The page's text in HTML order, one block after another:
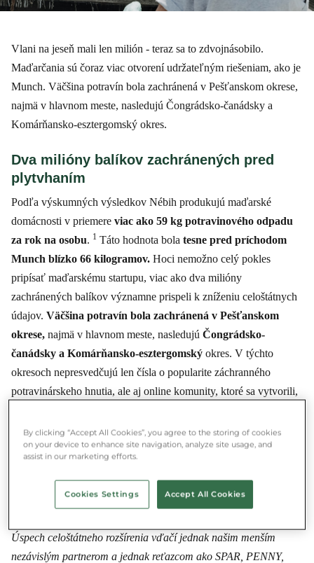
Vlani na jeseň mali len milión - teraz sa to zdvojnásobilo.
Maďarčania sú čoraz viac otvorení udržateľným riešeniam, ako je
Munch. Väčšina potravín bola zachránená v Pešťanskom okrese,
najmä v hlavnom meste, nasledujú Čongrádsko-čanádsky a
Komárňansko-esztergomský okres.
Dva milióny balíkov zachránených pred
plytvhaním
Podľa výskumných výsledkov Nébih produkujú maďarské
domácnosti v priemere viac ako 59 kg potravinového odpadu
za rok na osobu. 1 Táto hodnota bola tesne pred príchodom
Munch blízko 66 kilogramov. Hoci nemožno celý pokles
pripísať maďarskému startupu, viac ako dva milióny
zachránených balíkov významne prispeli k zníženiu celoštátnych
údajov. Väčšina potravín bola zachránená v Pešťanskom
okrese, najmä v hlavnom meste, nasledujú Čongrádsko-
čanádsky a Komárňansko-esztergomský okres. V týchto
okresoch nepresvedčujú len čísla o popularite záchranného
potravinárskeho hnutia, ale aj online komunity, ktoré sa vytvorili,
z výskumu v Munch komunite)
"Je skoro neuveriteľné, že menej ako pred rokom sme zachránili
milióntý balík a teraz máme už viac ako dvojnásobek. Toto číslo
vďačí tomu, že aplikácia na záchranu potravín je dostupná už nie
Úspech celoštátneho rozšírenia vďačí jednak našim menším
nezávislým partnerom a jednak reťazcom ako SPAR, PENNY,
By clicking “Accept All Cookies”, you agree to the storing of cookies
on your device to enhance site navigation, analyze site usage, and
assist in our marketing efforts.
Cookies Settings Accept All Cookies